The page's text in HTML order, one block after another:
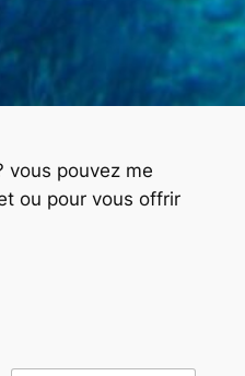
vous pouvez me
ou pour vous offrir